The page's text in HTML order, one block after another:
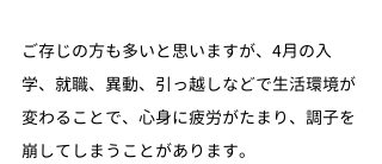
ご存じの方も多いと思いますが、4月の入
学、就職、異動、引っ越しなどで生活環境が
変わることで、心身に疲労がたまり、調子を
崩してしまうことがあります。